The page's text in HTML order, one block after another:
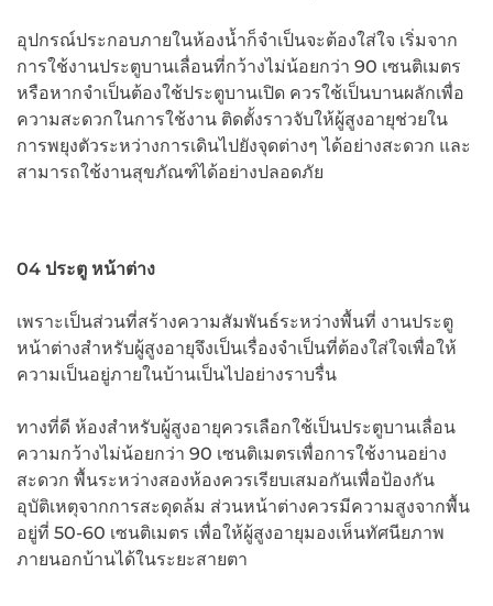
อุปกรณ์ประกอบภายในห้องน้ำก็จำเป็นจะต้องใส่ใจ เริ่มจาก
การใช้งานประตูบานเลื่อนที่กว้างไม่น้อยกว่า 90 เซนติเมตร
หรือหากจำเป็นต้องใช้ประตูบานเปิด ควรใช้เป็นบานผลักเพื่อ
ความสะดวกในการใช้งาน ติดตั้งราวจับให้ผู้สูงอายุช่วยใน
การพยุงตัวระหว่างการเดินไปยังจุดต่างๆ ได้อย่างสะดวก และ
สามารถใช้งานสุขภัณฑ์ได้อย่างปลอดภัย
04 ประตู หน้าต่าง
เพราะเป็นส่วนที่สร้างความสัมพันธ์ระหว่างพื้นที่ งานประตู
หน้าต่างสำหรับผู้สูงอายุจึงเป็นเรื่องจำเป็นที่ต้องใส่ใจเพื่อให้
ความเป็นอยู่ภายในบ้านเป็นไปอย่างราบรื่น
ทางที่ดี ห้องสำหรับผู้สูงอายุควรเลือกใช้เป็นประตูบานเลื่อน
ความกว้างไม่น้อยกว่า 90 เซนติเมตรเพื่อการใช้งานอย่าง
สะดวก พื้นระหว่างสองห้องควรเรียบเสมอกันเพื่อป้องกัน
อุบัติเหตุจากการสะดุดล้ม ส่วนหน้าต่างควรมีความสูงจากพื้น
อยู่ที่ 50-60 เซนติเมตร เพื่อให้ผู้สูงอายุมองเห็นทัศนียภาพ
ภายนอกบ้านได้ในระยะสายตา